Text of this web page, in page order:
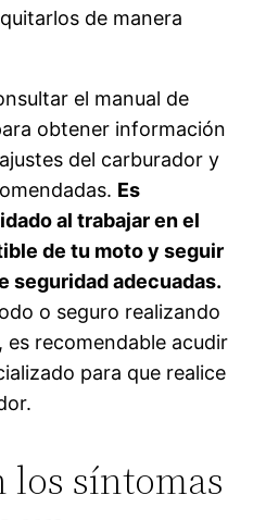
de manera
el manual de
obtener información
del carburador y
Es
al trabajar en el
de tu moto y seguir
seguridad adecuadas.
o seguro realizando
es recomendable acudir
para que realice
los síntomas